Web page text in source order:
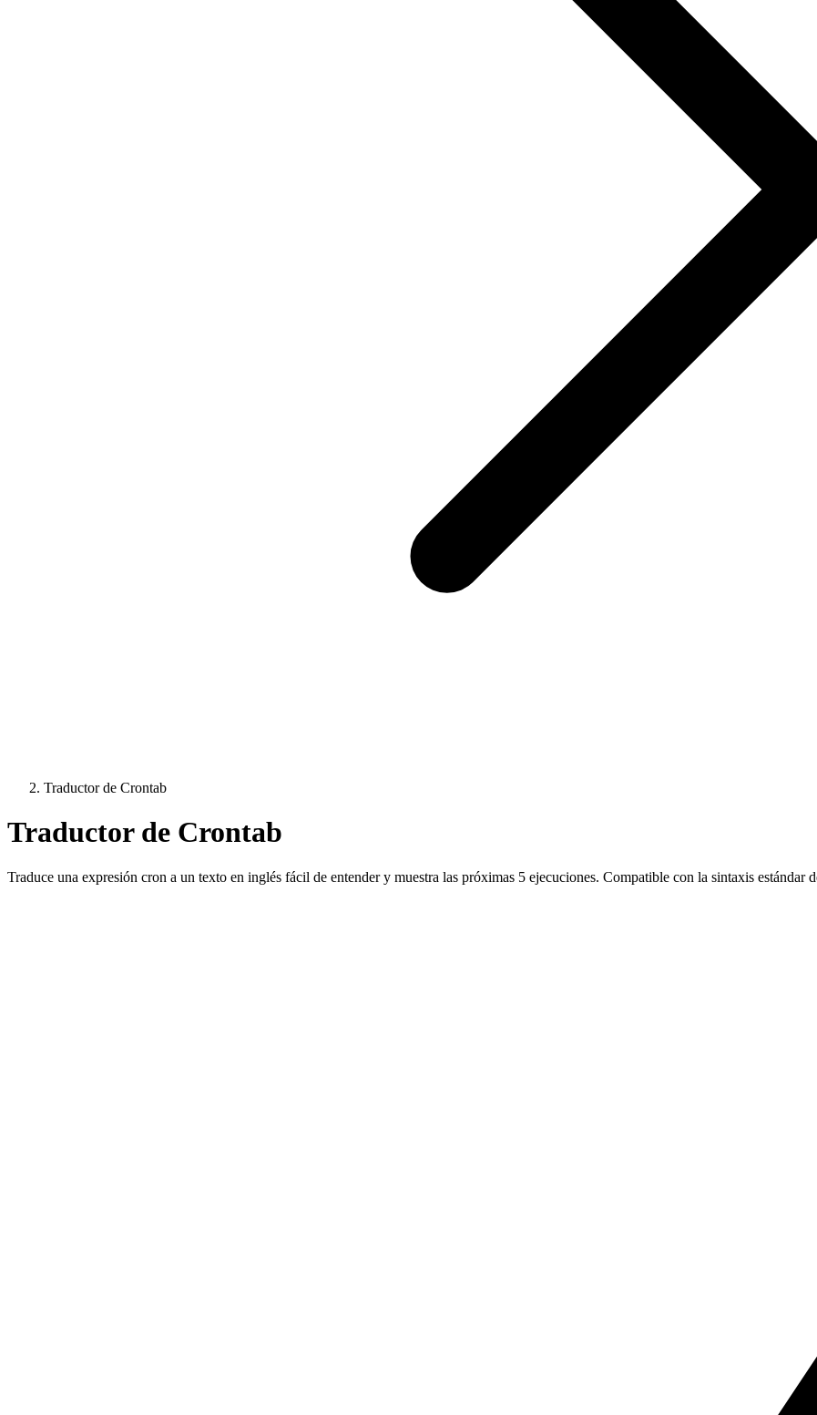
Traductor de Crontab
Traductor de Crontab
Traduce una expresión cron a un texto en inglés fácil de entender y muestra las próximas 5 ejecuciones. Compatible con la sintaxis estándar